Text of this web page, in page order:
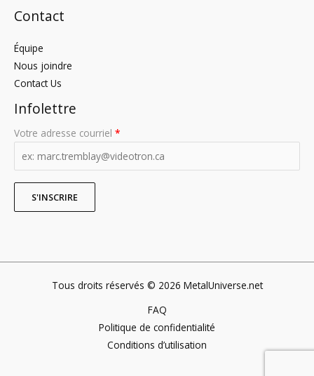
Contact
Équipe
Nous joindre
Contact Us
Infolettre
Votre adresse courriel *
Tous droits réservés © 2026 MetalUniverse.net
FAQ
Politique de confidentialité
Conditions d’utilisation